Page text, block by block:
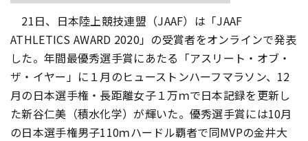
21日、日本陸上競技連盟（JAAF）は「JAAF
ATHLETICS AWARD 2020」の受賞者をオンラインで発表
した。年間最優秀選手賞にあたる「アスリート・オブ・
ザ・イヤー」に１月のヒューストンハーフマラソン、12
月の日本選手権・長距離女子１万ｍで日本記録を更新し
た新谷仁美（積水化学）が輝いた。優秀選手賞には10月
の日本選手権男子110ｍハードル覇者で同MVPの金井大